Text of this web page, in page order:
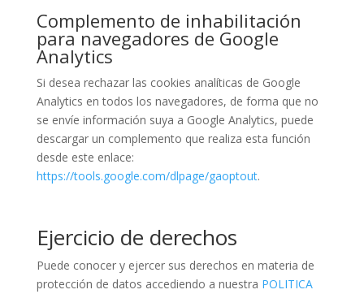
Complemento de inhabilitación
para navegadores de Google
Analytics
Si desea rechazar las cookies analíticas de Google
Analytics en todos los navegadores, de forma que no
se envíe información suya a Google Analytics, puede
descargar un complemento que realiza esta función
desde este enlace:
https://tools.google.com/dlpage/gaoptout.
Ejercicio de derechos
Puede conocer y ejercer sus derechos en materia de
protección de datos accediendo a nuestra POLITICA